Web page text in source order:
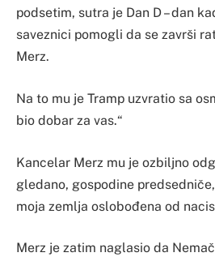
podsetim, sutra je Dan D – dan
saveznici pomogli da se završi
Merz.
Na to mu je Tramp uzvratio sa
bio dobar za vas.“
Kancelar Merz mu je ozbiljno
gledano, gospodine
moja zemlja oslobođena od
Merz je zatim naglasio da